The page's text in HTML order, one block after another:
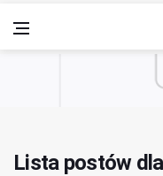
Lista postów